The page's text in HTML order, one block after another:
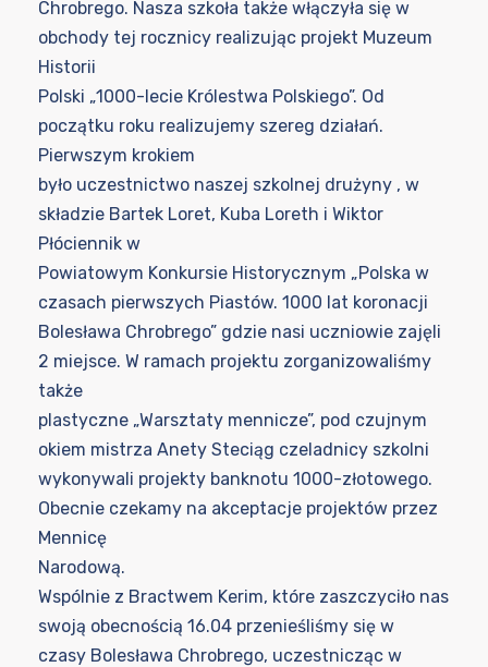
Chrobrego. Nasza szkoła także włączyła się w
obchody tej rocznicy realizując projekt Muzeum
Historii
Polski „1000-lecie Królestwa Polskiego”. Od
początku roku realizujemy szereg działań.
Pierwszym krokiem
było uczestnictwo naszej szkolnej drużyny , w
składzie Bartek Loret, Kuba Loreth i Wiktor
Płóciennik w
Powiatowym Konkursie Historycznym „Polska w
czasach pierwszych Piastów. 1000 lat koronacji
Bolesława Chrobrego” gdzie nasi uczniowie zajęli
2 miejsce. W ramach projektu zorganizowaliśmy
także
plastyczne „Warsztaty mennicze”, pod czujnym
okiem mistrza Anety Steciąg czeladnicy szkolni
wykonywali projekty banknotu 1000-złotowego.
Obecnie czekamy na akceptacje projektów przez
Mennicę
Narodową.
Wspólnie z Bractwem Kerim, które zaszczyciło nas
swoją obecnością 16.04 przenieśliśmy się w
czasy Bolesława Chrobrego, uczestnicząc w